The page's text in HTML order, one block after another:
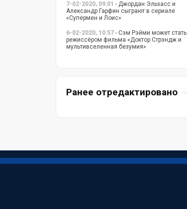
7-02-2020, 09:01 - Джордан Эльзасс и
Александр Гарфин сыграют в сериале
«Супермен и Лоис»
6-02-2020, 10:57 - Сэм Рэйми может стать
режиссёром фильма «Доктор Стрэндж и
мультивселенная безумия»
Ранее отредактировано